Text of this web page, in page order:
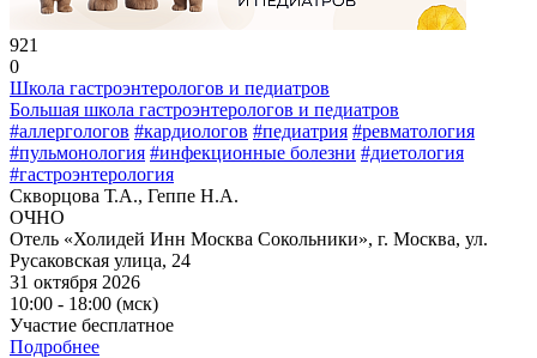
921
0
Школа гастроэнтерологов и педиатров
Большая школа гастроэнтерологов и педиатров
#аллергологов #кардиологов #педиатрия #ревматология
#пульмонология #инфекционные болезни #диетология
#гастроэнтерология
Скворцова Т.А., Геппе Н.А.
ОЧНО
Отель «Холидей Инн Москва Сокольники», г. Москва, ул.
Русаковская улица, 24
31 октября 2026
10:00 - 18:00 (мск)
Участие бесплатное
Подробнее